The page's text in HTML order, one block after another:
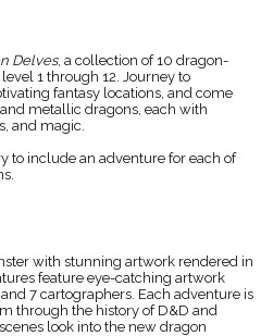
Delves, a collection of 10 dragon-
1 through 12. Journey to
fantasy locations, and come
metallic dragons, each with
and magic.
to include an adventure for each of
with stunning artwork rendered in
feature eye-catching artwork
7 cartographers. Each adventure is
through the history of D&D and
look into the new dragon